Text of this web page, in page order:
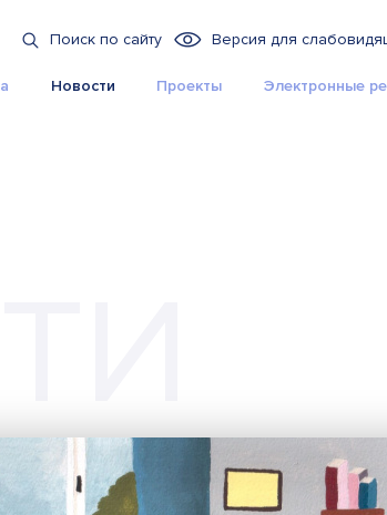
Поиск по сайту Версия для
Новости Проекты Электронные